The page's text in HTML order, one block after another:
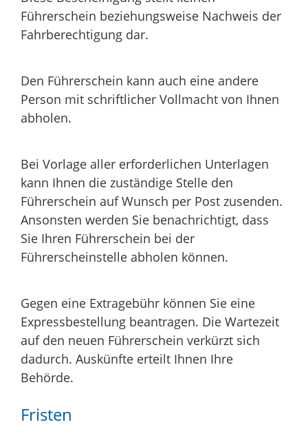
Führerschein beziehungsweise Nachweis der
Fahrberechtigung dar.
Den Führerschein kann auch eine andere
Person mit schriftlicher Vollmacht von Ihnen
abholen.
Bei Vorlage aller erforderlichen Unterlagen
kann Ihnen die zuständige Stelle den
Führerschein auf Wunsch per Post zusenden.
Ansonsten werden Sie benachrichtigt, dass
Sie Ihren Führerschein bei der
Führerscheinstelle abholen können.
Gegen eine Extragebühr können Sie eine
Expressbestellung beantragen. Die Wartezeit
auf den neuen Führerschein verkürzt sich
dadurch. Auskünfte erteilt Ihnen Ihre
Behörde.
Fristen